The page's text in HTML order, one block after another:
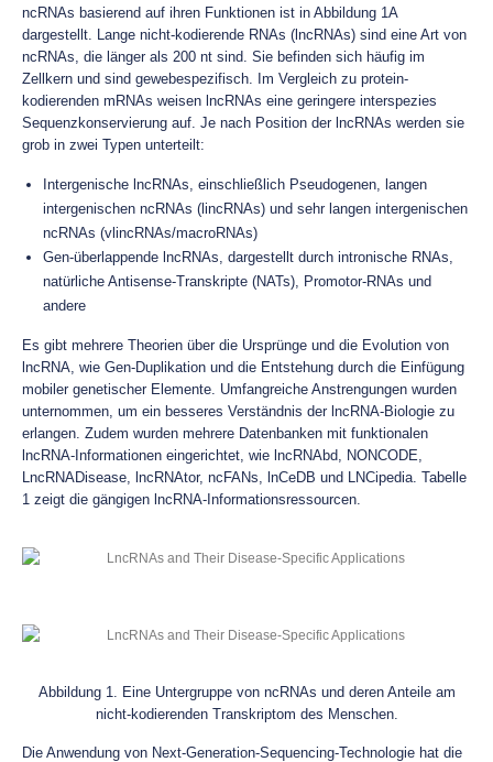
ncRNAs basierend auf ihren Funktionen ist in Abbildung 1A
dargestellt. Lange nicht-kodierende RNAs (lncRNAs) sind eine Art von
ncRNAs, die länger als 200 nt sind. Sie befinden sich häufig im
Zellkern und sind gewebespezifisch. Im Vergleich zu protein-
kodierenden mRNAs weisen lncRNAs eine geringere interspezies
Sequenzkonservierung auf. Je nach Position der lncRNAs werden sie
grob in zwei Typen unterteilt:
Intergenische lncRNAs, einschließlich Pseudogenen, langen
intergenischen ncRNAs (lincRNAs) und sehr langen intergenischen
ncRNAs (vlincRNAs/macroRNAs)
Gen-überlappende lncRNAs, dargestellt durch intronische RNAs,
natürliche Antisense-Transkripte (NATs), Promotor-RNAs und
andere
Es gibt mehrere Theorien über die Ursprünge und die Evolution von
lncRNA, wie Gen-Duplikation und die Entstehung durch die Einfügung
mobiler genetischer Elemente. Umfangreiche Anstrengungen wurden
unternommen, um ein besseres Verständnis der lncRNA-Biologie zu
erlangen. Zudem wurden mehrere Datenbanken mit funktionalen
lncRNA-Informationen eingerichtet, wie lncRNAbd, NONCODE,
LncRNADisease, lncRNAtor, ncFANs, lnCeDB und LNCipedia. Tabelle
1 zeigt die gängigen lncRNA-Informationsressourcen.
Abbildung 1. Eine Untergruppe von ncRNAs und deren Anteile am
nicht-kodierenden Transkriptom des Menschen.
Die Anwendung von Next-Generation-Sequencing-Technologie hat die